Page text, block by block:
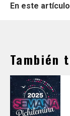
En este artículo
También